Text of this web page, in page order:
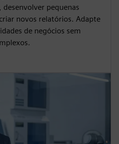
desenvolver pequenas
novos relatórios. Adapte
de negócios sem